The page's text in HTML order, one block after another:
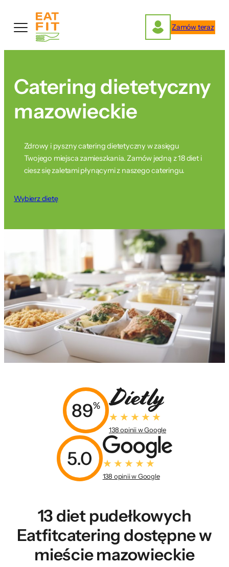
treści
Zamów teraz
Catering dietetyczny
mazowieckie
Zdrowy i pyszny catering dietetyczny w zasięgu
Twojego miejsca zamieszkania. Zamów jedną z 18 diet i
ciesz się zaletami płynącymi z naszego cateringu.
Wybierz dietę
89%
138 opinii w Google
5.0
138 opinii w Google
13 diet pudełkowych
Eatfitcatering dostępne w
mieście mazowieckie